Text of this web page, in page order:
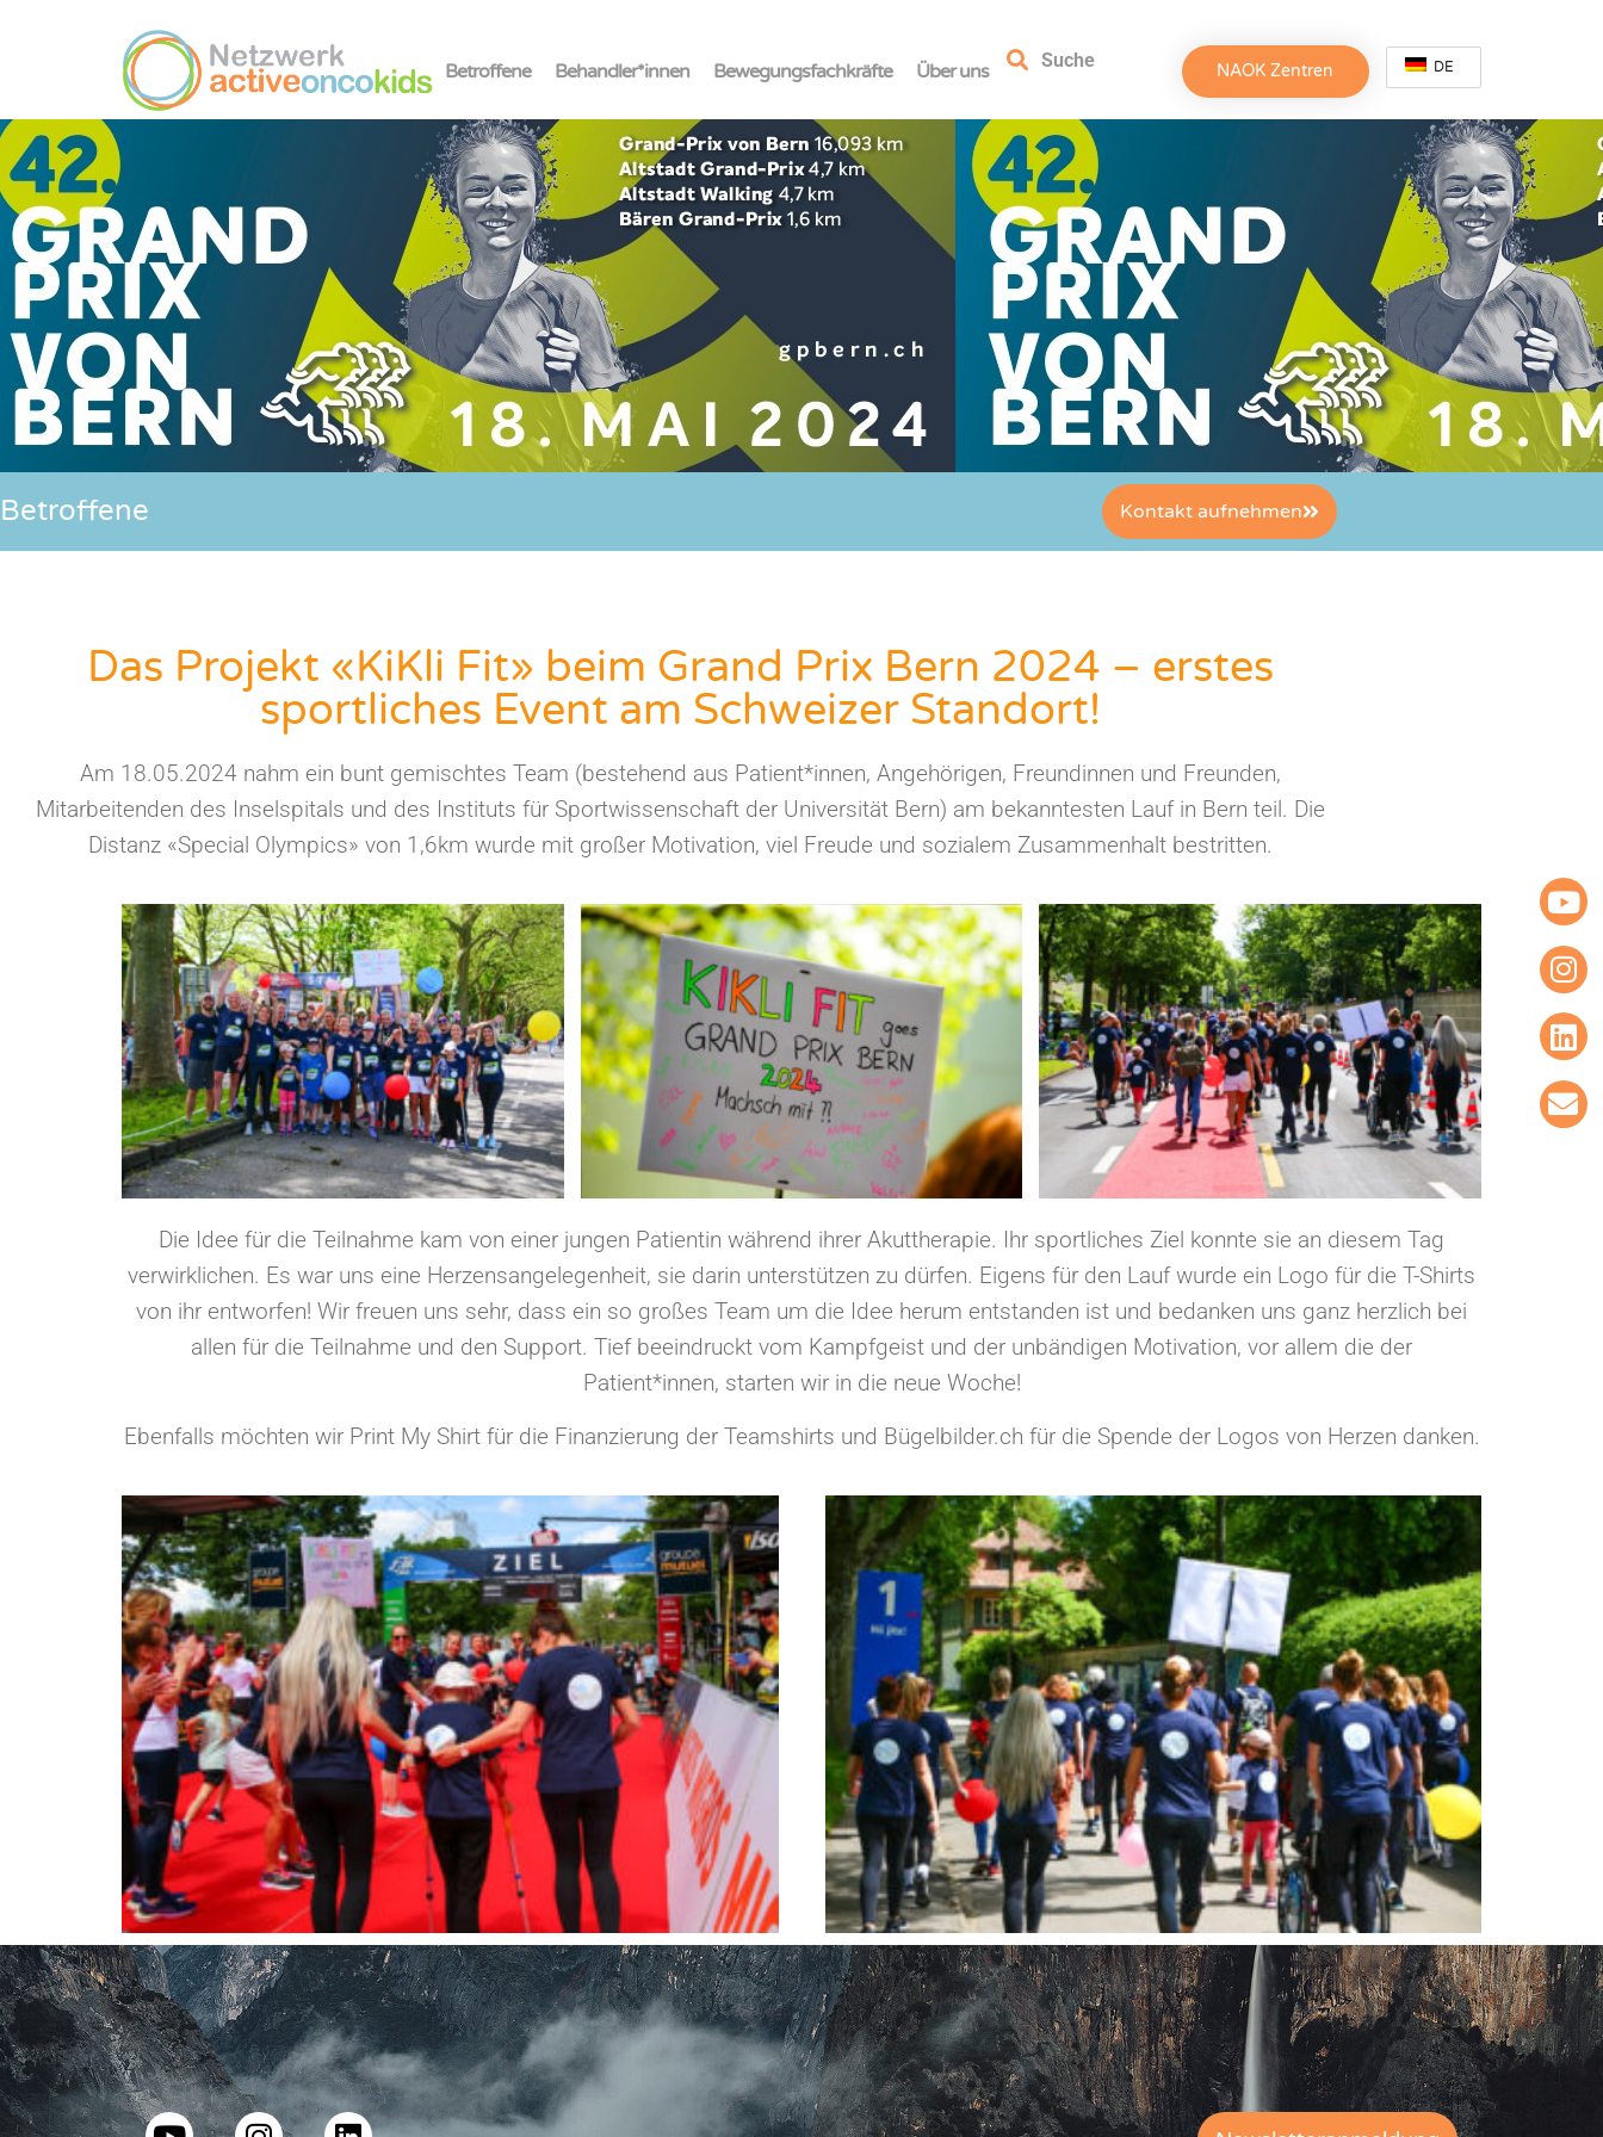
Betroffene Behandler*innen Bewegungsfachkräfte Über uns Suche NAOK Zentren DE
Betroffene Kontakt aufnehmen
Das Projekt «KiKli Fit» beim Grand Prix Bern 2024 – erstes
sportliches Event am Schweizer Standort!
Am 18.05.2024 nahm ein bunt gemischtes Team (bestehend aus Patient*innen, Angehörigen, Freundinnen und Freunden,
Mitarbeitenden des Inselspitals und des Instituts für Sportwissenschaft der Universität Bern) am bekanntesten Lauf in Bern teil. Die
Distanz «Special Olympics» von 1,6km wurde mit großer Motivation, viel Freude und sozialem Zusammenhalt bestritten.
Die Idee für die Teilnahme kam von einer jungen Patientin während ihrer Akuttherapie. Ihr sportliches Ziel konnte sie an diesem Tag
verwirklichen. Es war uns eine Herzensangelegenheit, sie darin unterstützen zu dürfen. Eigens für den Lauf wurde ein Logo für die T-Shirts
von ihr entworfen! Wir freuen uns sehr, dass ein so großes Team um die Idee herum entstanden ist und bedanken uns ganz herzlich bei
allen für die Teilnahme und den Support. Tief beeindruckt vom Kampfgeist und der unbändigen Motivation, vor allem die der
Patient*innen, starten wir in die neue Woche!
Ebenfalls möchten wir Print My Shirt für die Finanzierung der Teamshirts und Bügelbilder.ch für die Spende der Logos von Herzen danken.